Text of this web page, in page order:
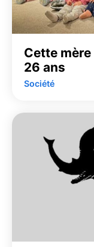
Cette mère
26 ans
Société